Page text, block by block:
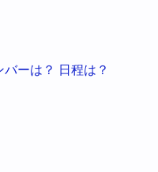
ーは？ 日程は？